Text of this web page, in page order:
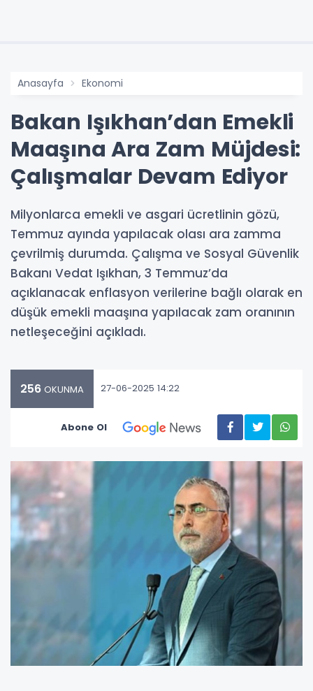
Anasayfa Ekonomi
Bakan Işıkhan’dan Emekli
Maaşına Ara Zam Müjdesi:
Çalışmalar Devam Ediyor
Milyonlarca emekli ve asgari ücretlinin gözü,
Temmuz ayında yapılacak olası ara zamma
çevrilmiş durumda. Çalışma ve Sosyal Güvenlik
Bakanı Vedat Işıkhan, 3 Temmuz’da
açıklanacak enflasyon verilerine bağlı olarak en
düşük emekli maaşına yapılacak zam oranının
netleşeceğini açıkladı.
256 OKUNMA 27-06-2025 14:22
Abone Ol